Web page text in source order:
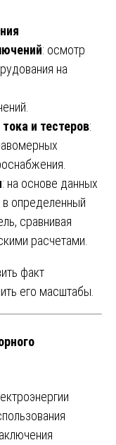
: осмотр
на
и тестеров:
: на основе данных
в определенный
сравнивая
расчетами.
факт
его масштабы.